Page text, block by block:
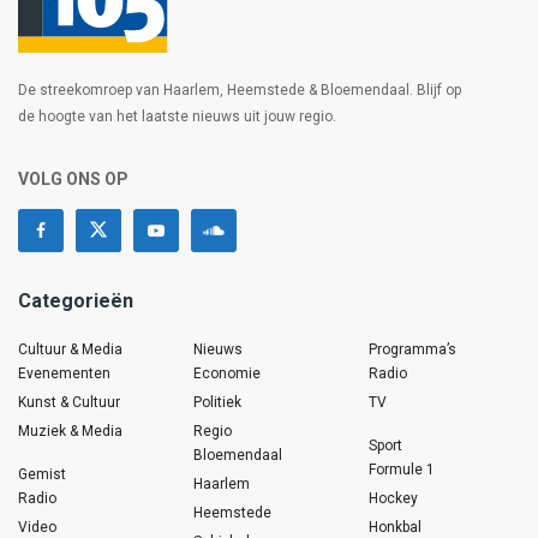
De streekomroep van Haarlem, Heemstede & Bloemendaal. Blijf op
de hoogte van het laatste nieuws uit jouw regio.
VOLG ONS OP
Categorieën
Cultuur & Media
Evenementen
Kunst & Cultuur
Muziek & Media
Gemist
Radio
Video
Nieuws
Economie
Politiek
Regio
Bloemendaal
Haarlem
Heemstede
Programma’s
Radio
TV
Sport
Formule 1
Hockey
Honkbal